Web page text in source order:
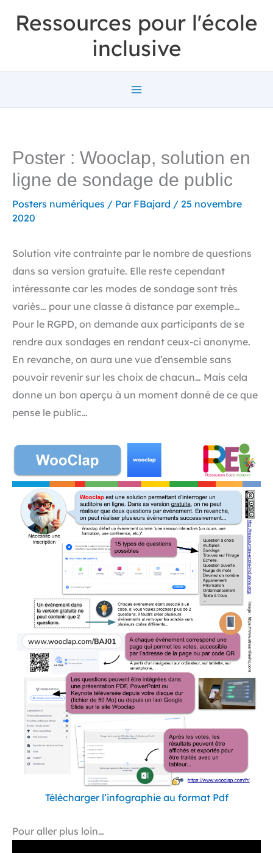
Ressources pour l'école
inclusive
Poster : Wooclap, solution en
ligne de sondage de public
Posters numériques / Par FBajard / 25 novembre
2020
Solution vite contrainte par le nombre de questions
dans sa version gratuite. Elle reste cependant
intéressante car les modes de sondage sont très
variés… pour une classe à distance par exemple…
Pour le RGPD, on demande aux participants de se
rendre aux sondages en rendant ceux-ci anonyme.
En revanche, on aura une vue d’ensemble sans
pouvoir revenir sur les choix de chacun… Mais cela
donne un bon aperçu à un moment donné de ce que
pense le public…
Télécharger l’infographie au format Pdf
Pour aller plus loin…